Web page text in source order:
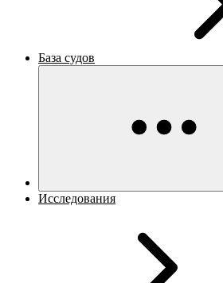
База судов
Исследования